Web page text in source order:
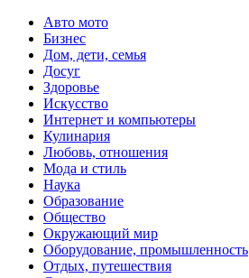
Авто мото
Бизнес
Дом, дети, семья
Досуг
Здоровье
Искусство
Интернет и компьютеры
Кулинария
Любовь, отношения
Мода и стиль
Наука
Образование
Общество
Окружающий мир
Оборудование, промышленность
Отдых, путешествия